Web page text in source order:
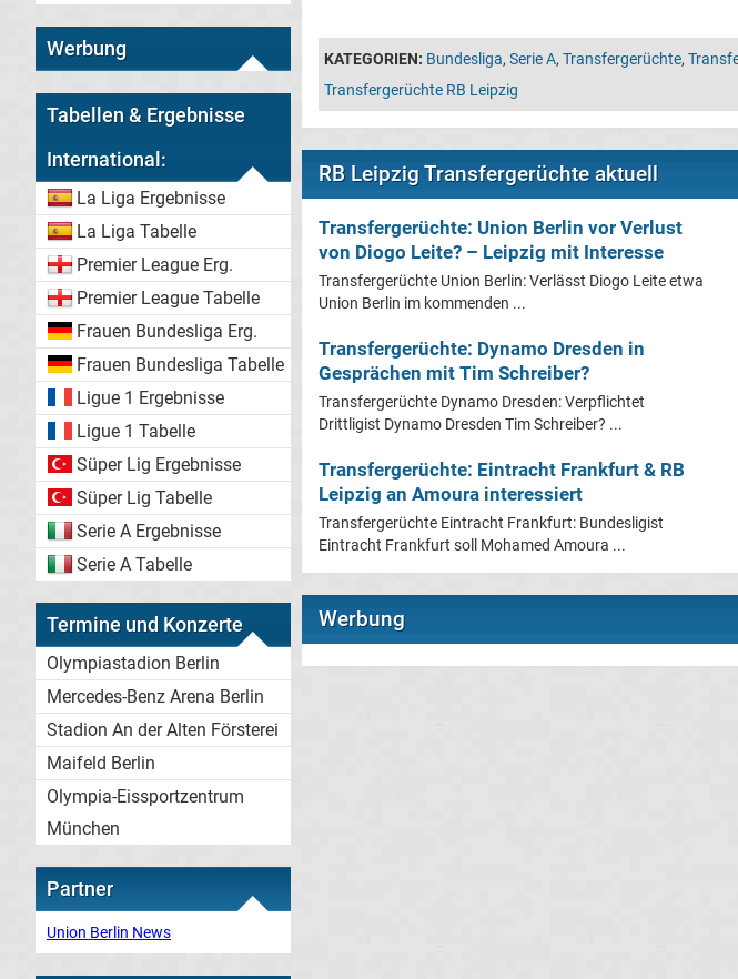
Werbung
Tabellen & Ergebnisse
International:
La Liga Ergebnisse
La Liga Tabelle
Premier League Erg.
Premier League Tabelle
Frauen Bundesliga Erg.
Frauen Bundesliga Tabelle
Ligue 1 Ergebnisse
Ligue 1 Tabelle
Süper Lig Ergebnisse
Süper Lig Tabelle
Serie A Ergebnisse
Serie A Tabelle
Termine und Konzerte
Olympiastadion Berlin
Mercedes-Benz Arena Berlin
Stadion An der Alten Försterei
Maifeld Berlin
Olympia-Eissportzentrum
München
Partner
Union Berlin News
KATEGORIEN: Bundesliga, Serie A, Transfergerüchte,
Transfergerüchte RB Leipzig
RB Leipzig Transfergerüchte aktuell
Transfergerüchte: Union Berlin vor Verlust
von Diogo Leite? – Leipzig mit Interesse
Transfergerüchte Union Berlin: Verlässt Diogo Leite etwa
Union Berlin im kommenden ...
Transfergerüchte: Dynamo Dresden in
Gesprächen mit Tim Schreiber?
Transfergerüchte Dynamo Dresden: Verpflichtet
Drittligist Dynamo Dresden Tim Schreiber? ...
Transfergerüchte: Eintracht Frankfurt & RB
Leipzig an Amoura interessiert
Transfergerüchte Eintracht Frankfurt: Bundesligist
Eintracht Frankfurt soll Mohamed Amoura ...
Werbung